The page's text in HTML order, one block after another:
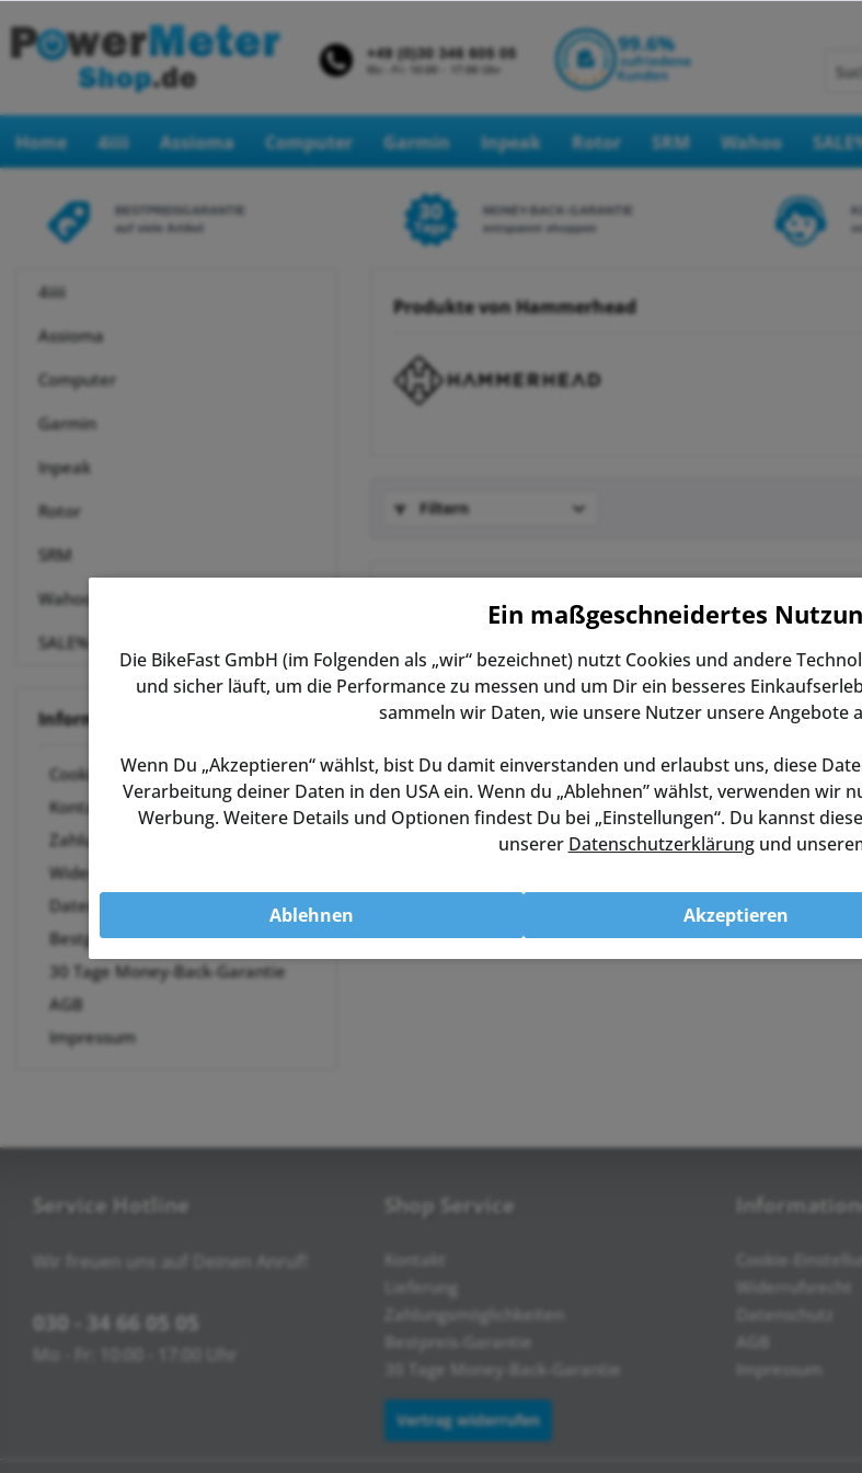
Home 4iiii Assioma Computer Garmin Inpeak Rotor SRM Wahoo
BESTPREISGARANTIE
auf viele Artikel
MONEY-BACK-GARANTIE
entspannt shoppen
4iiii
Assioma
Computer
Garmin
Inpeak
Rotor
SRM
Wahoo
SALE%
Informationen
Cookie-Einstellungen
Kontakt
Zahlungsmöglichkeiten
Widerrufsrecht
Datenschutz
Bestpreis-Garantie
30 Tage Money-Back-Garantie
AGB
Impressum
Produkte von Hammerhead
Filtern
SRAM Hammerhead Karoo 3
Der Hammerhead Karoo 3
Fahrradcomputer ist ein
Sachen Innovation, Design und
Performance. Dank des durchdachten
Karoo in jeder Situation einfach zu
bedienen und ermöglicht es, sich...
449,00 € * UVP:500,00 € *
Merken
Service Hotline
Wir freuen uns auf Deinen Anruf!
030 - 34 66 05 05
Shop Service
Kontakt
Lieferung
Zahlungsmöglichkeiten
Bestpreis-Garantie
30 Tage Money-Back-Garantie
Vertrag widerrufen
Cookie-
Widerrufsrecht
Datenschutz
Impressum
Ein maßgeschneidertes
Die BikeFast GmbH (im Folgenden als „wir“ bezeichnet) nutzt Cookies und andere
und sicher läuft, um die Performance zu messen und um Dir ein besseres
sammeln wir Daten, wie unsere Nutzer unsere Angebote
Wenn Du „Akzeptieren“ wählst, bist Du damit einverstanden und erlaubst uns, diese
Verarbeitung deiner Daten in den USA ein. Wenn du „Ablehnen” wählst, verwenden
Werbung. Weitere Details und Optionen findest Du bei „Einstellungen“. Du kannst
unserer Datenschutzerklärungund
Ablehnen Akzeptieren